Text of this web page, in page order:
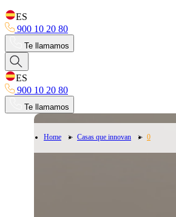
ES
900 10 20 80
Te llamamos
ES
900 10 20 80
Te llamamos
Home Casas que innovan 0